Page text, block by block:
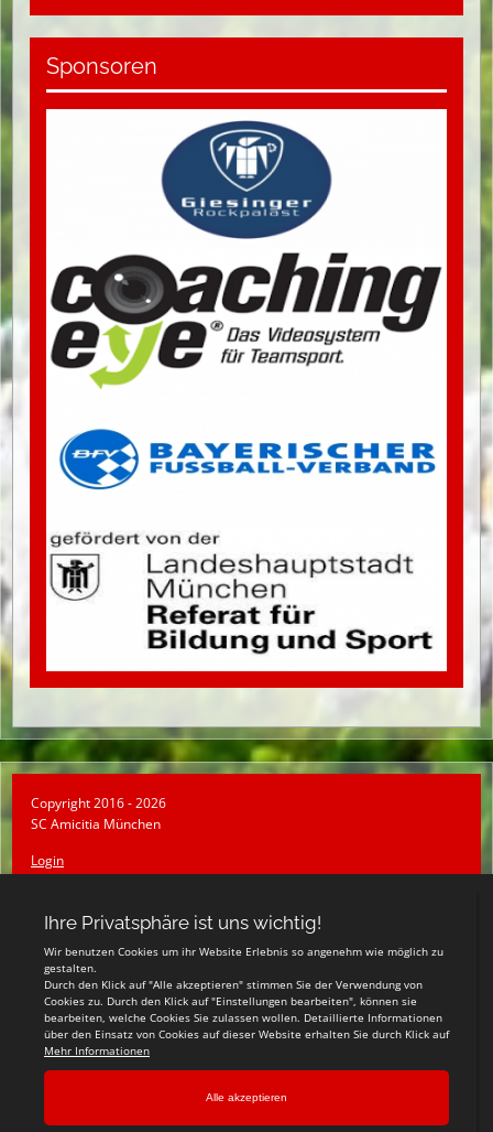
Sponsoren
Copyright 2016 - 2026
SC Amicitia München
Login
Impressum
Datenschutzerklärung
Teamsports 2
Dein Sportverein online